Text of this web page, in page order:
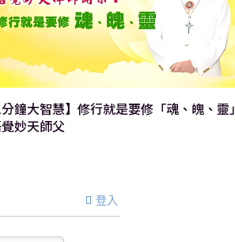
鐘大智慧】修行就是要修「魂、魄、靈」
妙天師父
登入